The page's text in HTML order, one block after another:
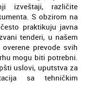
izveštaji, različite
S obzirom na
praktikuju javna
tenderi, u našem
prevode svih
mogu biti potrebni.
uslovi, uputstva za
sa tehničkim